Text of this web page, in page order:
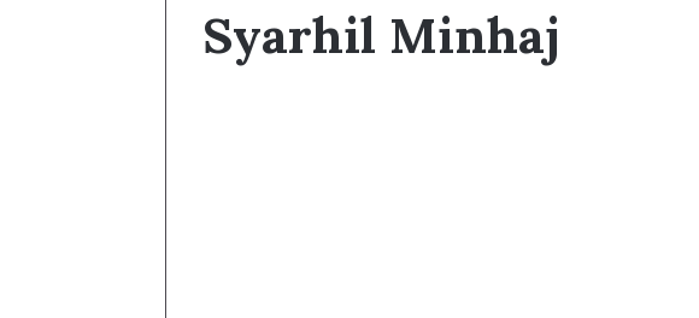
Syarhil Minhaj